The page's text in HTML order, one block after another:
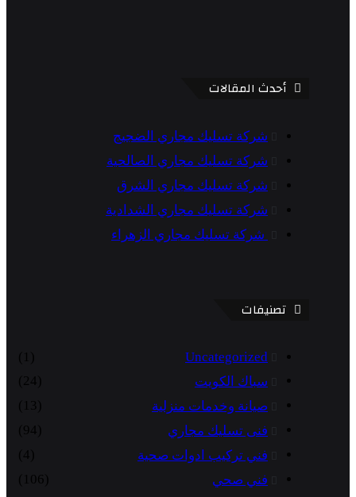
أحدث المقالات
شركة تسليك مجاري الضجيج
شركة تسليك مجاري الصالحية
شركة تسليك مجاري الشرق
شركة تسليك مجاري الشدادية
شركة تسليك مجاري الزهراء
تصنيفات
Uncategorized
(1)
سباك الكويت
(24)
صيانة وخدمات منزلية
(13)
فنى تسليك مجاري
(94)
فني تركيب ادوات صحية
(4)
فني صحي
(106)